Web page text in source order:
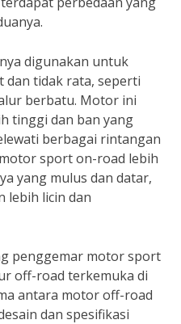
digunakan untuk
dan tidak rata, seperti
berbatu. Motor ini
tinggi dan ban yang
berbagai rintangan
sport on-road lebih
yang mulus dan datar,
lebih licin dan
penggemar motor sport
off-road terkemuka di
antara motor off-road
dan spesifikasi